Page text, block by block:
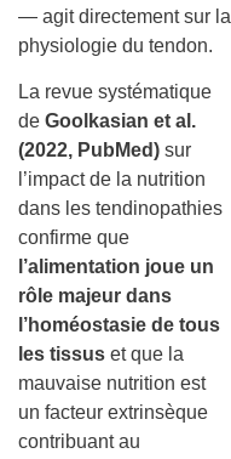
— agit directement sur la
physiologie du tendon.
La revue systématique
de Goolkasian et al.
(2022, PubMed) sur
l’impact de la nutrition
dans les tendinopathies
confirme que
l’alimentation joue un
rôle majeur dans
l’homéostasie de tous
les tissus et que la
mauvaise nutrition est
un facteur extrinsèque
contribuant au